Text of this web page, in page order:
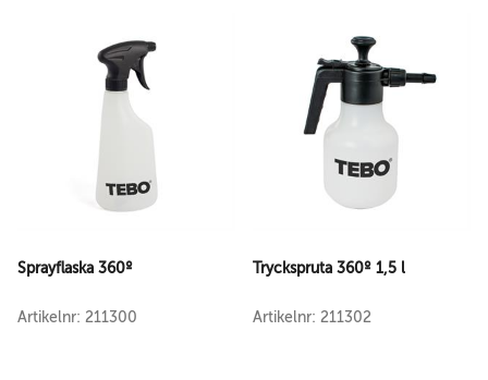
Sprayflaska 360º
Artikelnr: 211300
Tryckspruta 360º 1,5 l
Artikelnr: 211302